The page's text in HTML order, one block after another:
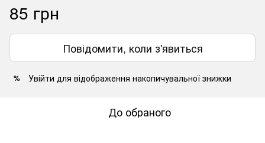
85 грн
Повідомити, коли з'явиться
% Увійти для відображення накопичувальної знижки
До обраного